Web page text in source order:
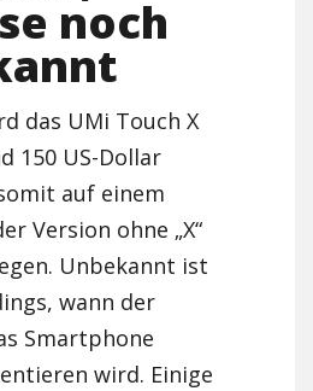
noch
das UMi Touch X
150 US-Dollar
auf einem
Version ohne „X“
Unbekannt ist
wann der
Smartphone
wird. Einige